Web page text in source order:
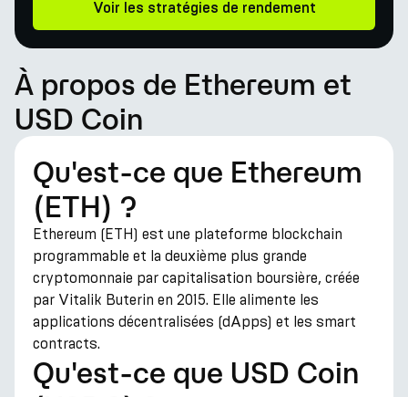
Voir les stratégies de rendement
À propos de Ethereum et
USD Coin
Qu'est-ce que Ethereum
(ETH) ?
Ethereum (ETH) est une plateforme blockchain
programmable et la deuxième plus grande
cryptomonnaie par capitalisation boursière, créée
par Vitalik Buterin en 2015. Elle alimente les
applications décentralisées (dApps) et les smart
contracts.
Qu'est-ce que USD Coin